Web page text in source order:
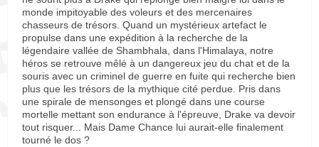
monde impitoyable des voleurs et des mercenaires
chasseurs de trésors. Quand un mystérieux artefact le
propulse dans une expédition à la recherche de la
légendaire vallée de Shambhala, dans l'Himalaya, notre
héros se retrouve mêlé à un dangereux jeu du chat et de la
souris avec un criminel de guerre en fuite qui recherche bien
plus que les trésors de la mythique cité perdue. Pris dans
une spirale de mensonges et plongé dans une course
mortelle mettant son endurance à l'épreuve, Drake va devoir
tout risquer... Mais Dame Chance lui aurait-elle finalement
tourné le dos ?